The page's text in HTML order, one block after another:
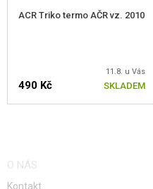
BUNDY, SVETRY
TRIČKA, KOŠILE, MIKINY
KALHOTY, KRAŤASY
ACR Triko termo AČR vz. 2010
11.8. u Vás
490 Kč SKLADEM
O NÁS
Kontakt